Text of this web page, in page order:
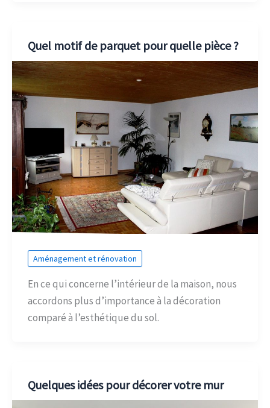
Quel motif de parquet pour quelle pièce ?
Aménagement et rénovation
En ce qui concerne l’intérieur de la maison, nous
accordons plus d’importance à la décoration
comparé à l’esthétique du sol.
Quelques idées pour décorer votre mur